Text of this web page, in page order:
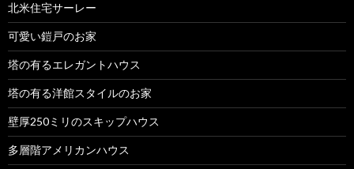
北米住宅サーレー
可愛い鎧戸のお家
塔の有るエレガントハウス
塔の有る洋館スタイルのお家
壁厚250ミリのスキップハウス
多層階アメリカンハウス